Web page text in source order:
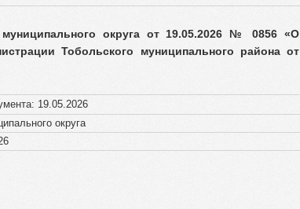
округа от 19.05.2026​ № 0856 «О
Тобольского муниципального района от
: 19.05.2026
округа